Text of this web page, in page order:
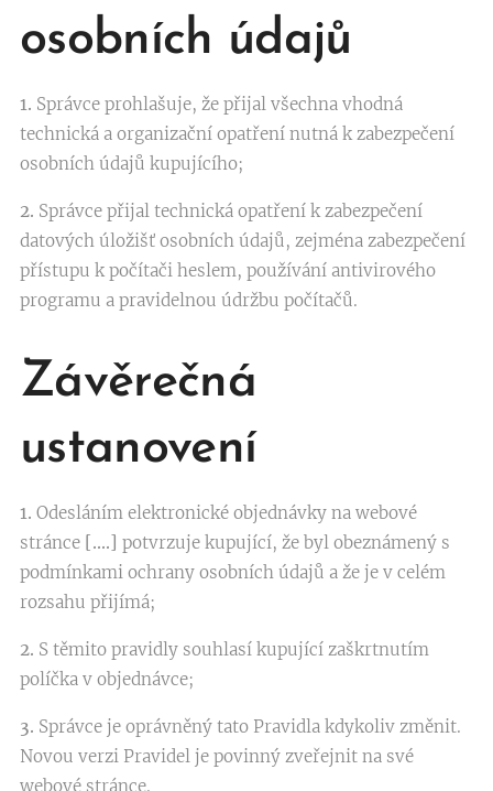
osobních údajů
1. Správce prohlašuje, že přijal všechna vhodná
technická a organizační opatření nutná k zabezpečení
osobních údajů kupujícího;
2. Správce přijal technická opatření k zabezpečení
datových úložišť osobních údajů, zejména zabezpečení
přístupu k počítači heslem, používání antivirového
programu a pravidelnou údržbu počítačů.
Závěrečná
ustanovení
1. Odesláním elektronické objednávky na webové
stránce [….] potvrzuje kupující, že byl obeznámený s
podmínkami ochrany osobních údajů a že je v celém
rozsahu přijímá;
2. S těmito pravidly souhlasí kupující zaškrtnutím
políčka v objednávce;
3. Správce je oprávněný tato Pravidla kdykoliv změnit.
Novou verzi Pravidel je povinný zveřejnit na své
webové stránce.